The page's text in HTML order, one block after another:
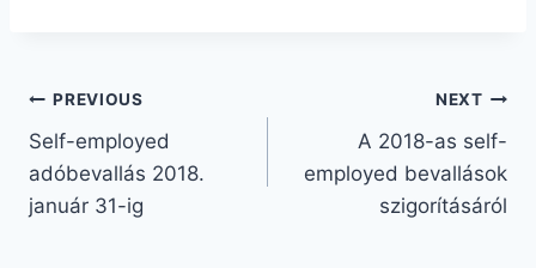
PREVIOUS
Self-employed
adóbevallás 2018.
január 31-ig
NEXT
A 2018-as self-
employed bevallások
szigorításáról